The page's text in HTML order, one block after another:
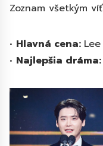
Zoznam všetkým
• Hlavná cena:
• Najlepšia dráma: